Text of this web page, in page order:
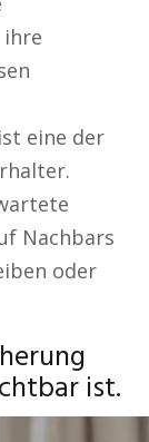
eine der
Nachbars
oder
ist.